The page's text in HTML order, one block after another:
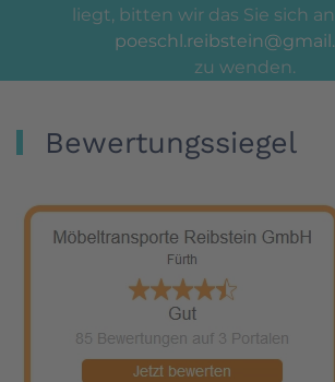
liegt, bitten wir das Sie sich
zu wenden.
Bewertungssiegel